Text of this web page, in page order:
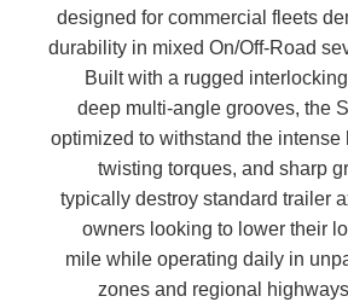
designed for commercial fleets
durability in mixed On/Off-Road
Built with a rugged
deep multi-angle grooves, the
optimized to withstand the intense
twisting torques, and sharp
typically destroy standard trailer
owners looking to lower their
mile while operating daily in
zones and regional